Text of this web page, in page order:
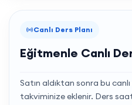
❌ kafa karışıklığı
📚 Programda Hangi
Canlı Ders Planı
Eğitmenle Canlı
Satın aldıktan sonra bu
takviminize eklenir. Ders